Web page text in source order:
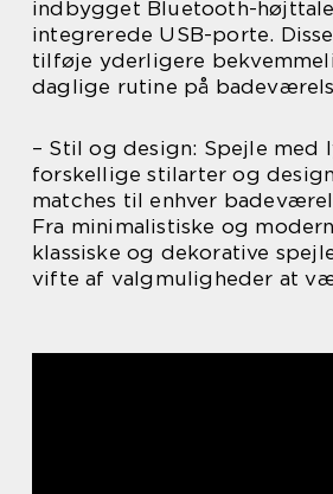
indbygget Bluetooth-
integrerede USB-porte.
tilføje yderligere
daglige rutine på
– Stil og design: Spejle med
forskellige stilarter og
matches til enhver
Fra minimalistiske og
klassiske og dekorative
vifte af valgmuligheder at